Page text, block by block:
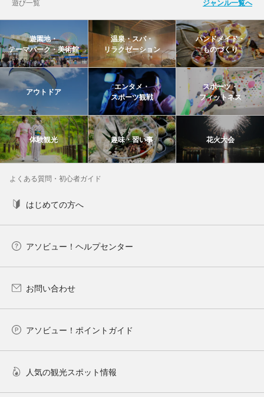
遊び一覧 ジャンル一覧へ
遊園地・
テーマパーク・美術館
温泉・スパ・
リラクゼーション
ハンドメイド・
ものづくり
アウトドア
エンタメ・
スポーツ観戦
スポーツ・
フィットネス
体験観光 趣味・習い事 花火大会
よくある質問・初心者ガイド
はじめての方へ
アソビュー！ヘルプセンター
お問い合わせ
アソビュー！ポイントガイド
人気の観光スポット情報